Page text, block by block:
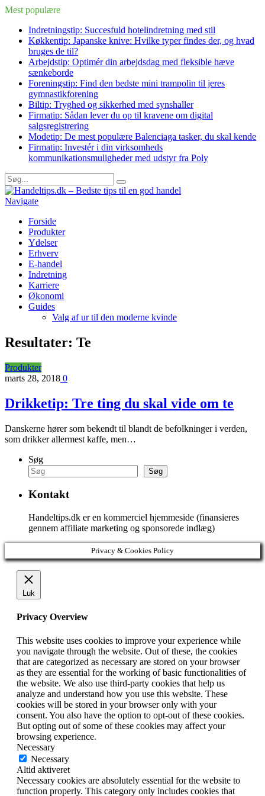
Mest populære
Indretningstip: Succesfuld hotelindretning med stil
Køkkentip: Japanske knive: Hvilke typer findes der, og hvad
bruges de til?
Arbejdstip: Optimér din arbejdsdag med fleksible hæve
sænkeborde
Foreningstip: Find den bedste mini trampolin til jeres
gymnastikforening
Biltip: Tryghed og sikkerhed med synshaller
Firmatip: Sådan lever du op til kravene om digital
salgsregistrering
Modetip: De mest populære Balenciaga tasker, du skal kende
Firmatip: Investér i din virksomheds
kommunikationsmuligheder med udstyr fra Poly
Navigate
Forside
Produkter
Ydelser
Erhverv
E-handel
Indretning
Karriere
Økonomi
Guides
Valg af ur til den moderne kvinde
Resultater: Te
Produkter
marts 28, 2018 0
Drikketip: Tre ting du skal vide om te
Danskerne hører som bekendt til blandt de befolkninger i verden,
som drikker allermest kaffe, men…
Søg
Søg
Kontakt
Handeltips.dk er en kommerciel hjemmeside (finansieres
gennem affiliate marketing og sponsorede indlæg)
Privacy & Cookies Policy
Luk
Privacy Overview
This website uses cookies to improve your experience while
you navigate through the website. Out of these, the cookies
that are categorized as necessary are stored on your browser
as they are essential for the working of basic functionalities of
the website. We also use third-party cookies that help us
analyze and understand how you use this website. These
cookies will be stored in your browser only with your
consent. You also have the option to opt-out of these cookies.
But opting out of some of these cookies may affect your
browsing experience.
Necessary
Necessary
Altid aktiveret
Necessary cookies are absolutely essential for the website to
function properly. This category only includes cookies that